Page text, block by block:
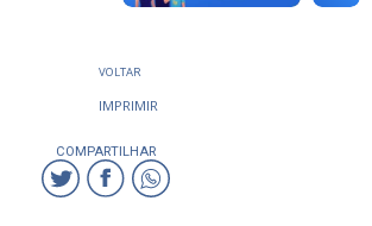
VOLTAR
IMPRIMIR
COMPARTILHAR